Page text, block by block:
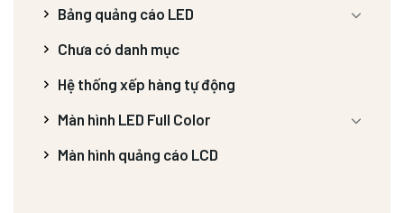
Bảng quảng cáo LED
Chưa có danh mục
Hệ thống xếp hàng tự động
Màn hình LED Full Color
Màn hình quảng cáo LCD